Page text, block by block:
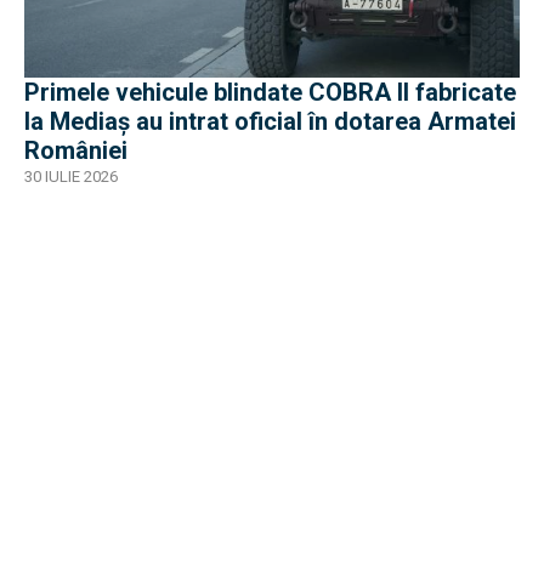
Primele vehicule blindate COBRA II fabricate
la Mediaș au intrat oficial în dotarea Armatei
României
30 IULIE 2026